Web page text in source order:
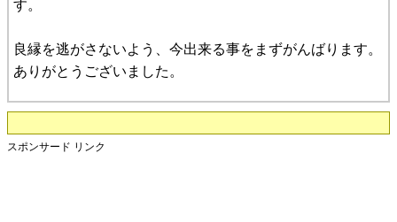
す。
良縁を逃がさないよう、今出来る事をまずがんばります。
ありがとうございました。
スポンサード リンク